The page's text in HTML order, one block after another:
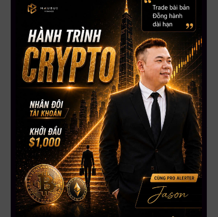
trực tiếp cùng chuyên gia
– học lại dễ dàng qua App Mau Bui
Finance
Nội dung thực chiến, tập trung vào:
Phân tích thị trường Stock Future
Tư duy dòng tiền lớn
Chiến lược giao dịch có hệ thống
Quản trị vốn và tâm lý giao dịch
Hỗ trợ 1:1 từ đội ngũ chuyên gia
– cam kết đồng hành
suốt hành trình học
Cơ hội không đến hai lần – Đừng bỏ lỡ!
Thay vì tiếp tụcmò mẫm trong mớ kiến thức hỗn độn
, bạn
có thể chọn cho mình một con đường học tập rõ ràng, hiệu
quả và tiết kiệm thời gian.
Đăng ký ngay trên website
Hoặc inbox trực tiếp fanpage Mau Bui Financeđể
được tư vấn lộ trình học phù hợp nhất